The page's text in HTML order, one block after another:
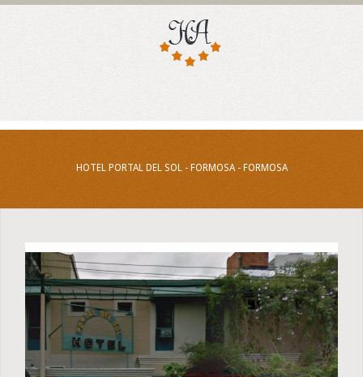
HOTEL PORTAL DEL SOL - FORMOSA - FORMOSA